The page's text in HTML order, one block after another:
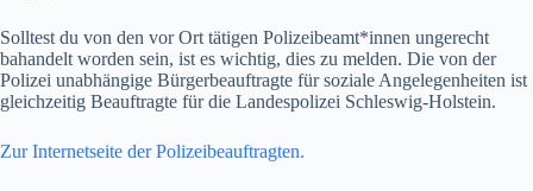
Solltest du von den vor Ort tätigen Polizeibeamt*innen ungerecht
bahandelt worden sein, ist es wichtig, dies zu melden. Die von der
Polizei unabhängige Bürgerbeauftragte für soziale Angelegenheiten ist
gleichzeitig Beauftragte für die Landespolizei Schleswig-Holstein.
Zur Internetseite der Polizeibeauftragten.